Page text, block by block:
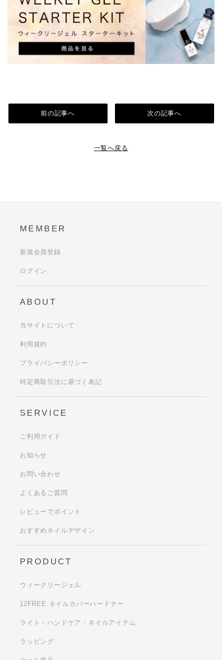
前の記事へ
一覧へ戻る
次の記事へ
MEMBER
新規会員登録
ログイン
ABOUT
当サイトについて
利用規約
プライバシーポリシー
特定商取引法に基づく表記
SERVICE
ご利用ガイド
お知らせ
お問い合わせ
よくあるご質問
レビューでポイント
おすすめネイルデザイン
PRODUCT
ウィークリージェル
12FREE ネイルカバーハードナー
ライト・ハンドケア・ネイルアイテム
ラッピング